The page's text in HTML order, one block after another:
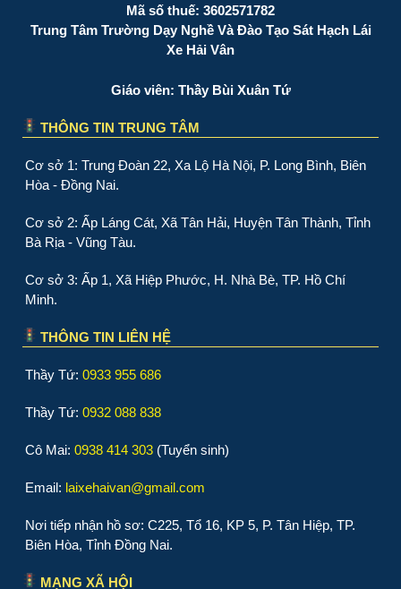
Mã số thuế: 3602571782
Trung Tâm Trường Dạy Nghề Và Đào Tạo Sát Hạch Lái
Xe Hải Vân
Giáo viên: Thầy Bùi Xuân Tứ
THÔNG TIN TRUNG TÂM
Cơ sở 1: Trung Đoàn 22, Xa Lộ Hà Nội, P. Long Bình, Biên
Hòa - Đồng Nai.
Cơ sở 2: Ấp Láng Cát, Xã Tân Hải, Huyện Tân Thành, Tỉnh
Bà Rịa - Vũng Tàu.
Cơ sở 3: Ấp 1, Xã Hiệp Phước, H. Nhà Bè, TP. Hồ Chí
Minh.
THÔNG TIN LIÊN HỆ
Thầy Tứ: 0933 955 686
Thầy Tứ: 0932 088 838
Cô Mai: 0938 414 303 (Tuyển sinh)
Email: laixehaivan@gmail.com
Nơi tiếp nhận hồ sơ: C225, Tổ 16, KP 5, P. Tân Hiệp, TP.
Biên Hòa, Tỉnh Đồng Nai.
MẠNG XÃ HỘI